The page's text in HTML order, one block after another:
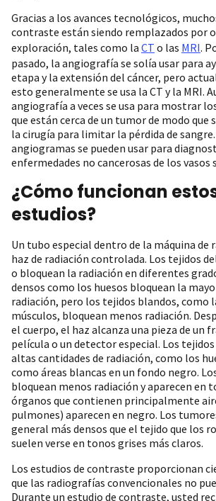
Gracias a los avances tecnológicos,
contraste están siendo remplazados por
exploración, tales como la CT o las MRI.
pasado, la angiografía se solía usar para
etapa y la extensión del cáncer, pero
esto generalmente se usa la CT y la MRI.
angiografía a veces se usa para mostrar
que están cerca de un tumor de modo que
la cirugía para limitar la pérdida de
angiogramas se pueden usar para
enfermedades no cancerosas de los vasos
¿Cómo funcionan
estudios?
Un tubo especial dentro de la máquina de
haz de radiación controlada. Los tejidos
o bloquean la radiación en diferentes
densos como los huesos bloquean la
radiación, pero los tejidos blandos, como
músculos, bloquean menos radiación.
el cuerpo, el haz alcanza una pieza de un
película o un detector especial. Los
altas cantidades de radiación, como los
como áreas blancas en un fondo negro.
bloquean menos radiación y aparecen en
órganos que contienen principalmente
pulmones) aparecen en negro. Los
general más densos que el tejido que los
suelen verse en tonos grises más claros.
Los estudios de contraste proporcionan
que las radiografías convencionales no
Durante un estudio de contraste, usted